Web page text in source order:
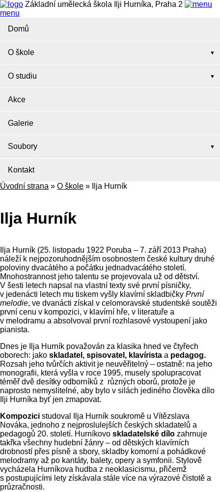
Základní umělecká škola Ilji Hurníka, Praha 2
menu
Domů
O škole
O studiu
Akce
Galerie
Soubory
Kontakt
Úvodní strana » O škole » Ilja Hurník
Ilja Hurník
Ilja Hurník (25. listopadu 1922 Poruba – 7. září 2013 Praha)
náleží k nejpozoruhodnějším osobnostem české kultury druhé
poloviny dvacátého a počátku jednadvacátého století.
Mnohostrannost jeho talentu se projevovala už od dětství.
V šesti letech napsal na vlastní texty své první písničky,
v jedenácti letech mu tiskem vyšly klavírní skladbičky První
melodie, ve dvanácti získal v celomoravské studentské soutěži
první cenu v kompozici, v klavírní hře, v literatuře a
v melodramu a absolvoval první rozhlasové vystoupení jako
pianista.
Dnes je Ilja Hurník považován za klasika hned ve čtyřech
oborech: jako skladatel, spisovatel, klavírista a pedagog.
Rozsah jeho tvůrčích aktivit je neuvěřitelný – ostatně: na jeho
monografii, která vyšla v roce 1995, musely spolupracovat
téměř dvě desítky odborníků z různých oborů, protože je
naprosto nemyslitelné, aby bylo v silách jediného člověka dílo
Ilji Hurníka byť jen zmapovat.
Kompozici studoval Ilja Hurník soukromě u Vítězslava
Nováka, jednoho z nejproslulejších českých skladatelů a
pedagogů 20. století. Hurníkovo skladatelské dílo zahrnuje
takřka všechny hudební žánry – od dětských klavírních
drobností přes písně a sbory, skladby komorní a pohádkové
melodramy až po kantáty, balety, opery a symfonii. Stylově
vycházela Hurníkova hudba z neoklasicismu, přičemž
s postupujícími lety získávala stále více na výrazové čistotě a
průzračnosti.